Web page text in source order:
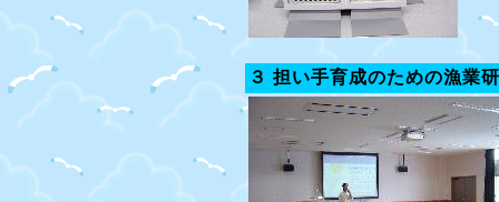
３ 担い手育成のための漁業